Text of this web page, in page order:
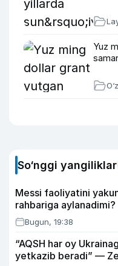
Yuz
So‘nggi yangiliklar
Messi faoliyatini
rahbariga aylanadimi?
Bugun, 19:38
“AQSH har oy
yetkazib beradi” —